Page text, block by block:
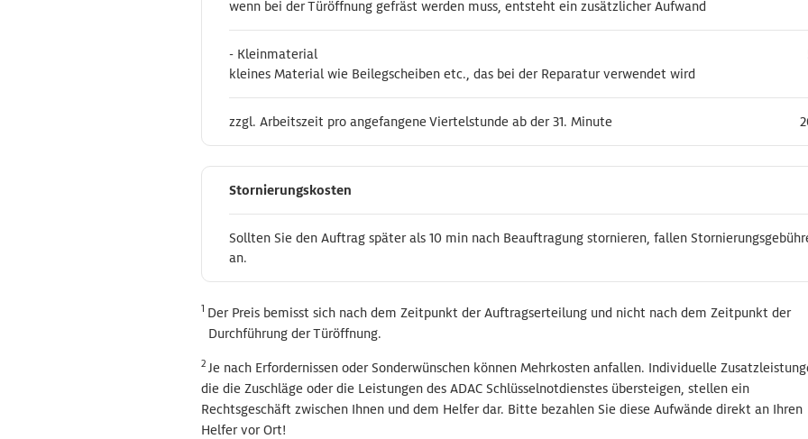
wenn bei der Türöffnung gefräst werden muss, entsteht ein zusätzlicher Aufwand
- Kleinmaterial
kleines Material wie Beilegscheiben etc., das bei der Reparatur verwendet wird
zzgl. Arbeitszeit pro angefangene Viertelstunde ab der 31. Minute
wenn bei der Türöffnung gefräst werden muss, entsteht ein zusätzlicher Aufwand
- Kleinmaterial
kleines Material wie Beilegscheiben etc., das bei der Reparatur verwendet wird
zzgl. Arbeitszeit pro angefangene Viertelstunde ab der 31. Minute
Stornierungskosten
Sollten Sie den Auftrag später als 10 min nach Beauftragung stornieren, fallen
an.
Stornierungskosten
Sollten Sie den Auftrag später als 10 min nach Beauftragung stornieren, fallen
an.
1 Der Preis bemisst sich nach dem Zeitpunkt der Auftragserteilung und nicht nach dem Zeitpunkt der
Durchführung der Türöffnung.
2 Je nach Erfordernissen oder Sonderwünschen können Mehrkosten anfallen. Individuelle
die die Zuschläge oder die Leistungen des ADAC Schlüsselnotdienstes übersteigen, stellen ein
Rechtsgeschäft zwischen Ihnen und dem Helfer dar. Bitte bezahlen Sie diese Aufwände direkt an Ihren
Helfer vor Ort!